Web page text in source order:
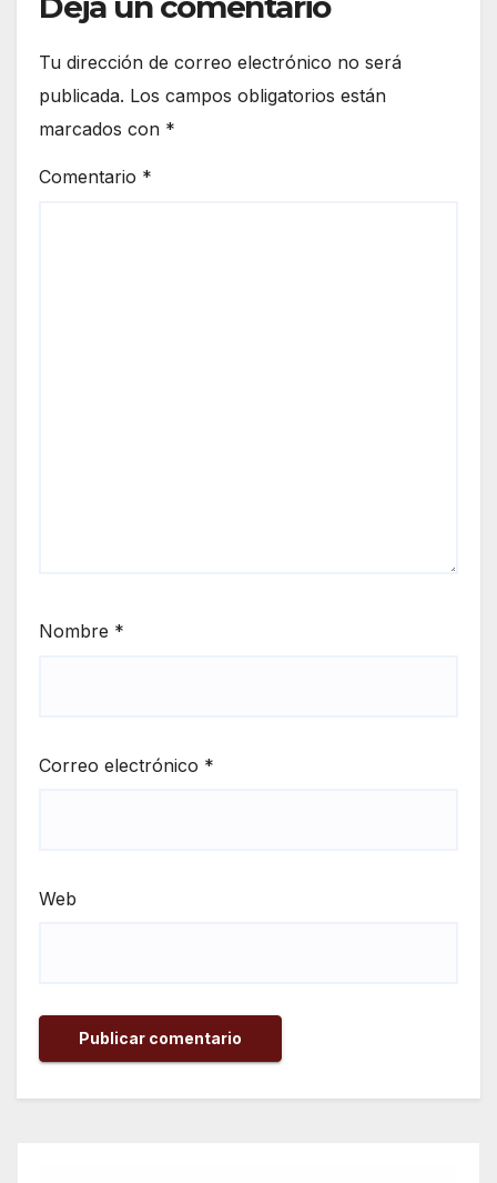
Tu dirección de correo electrónico no será
publicada. Los campos obligatorios están
marcados con *
Comentario *
Nombre *
Correo electrónico *
Web